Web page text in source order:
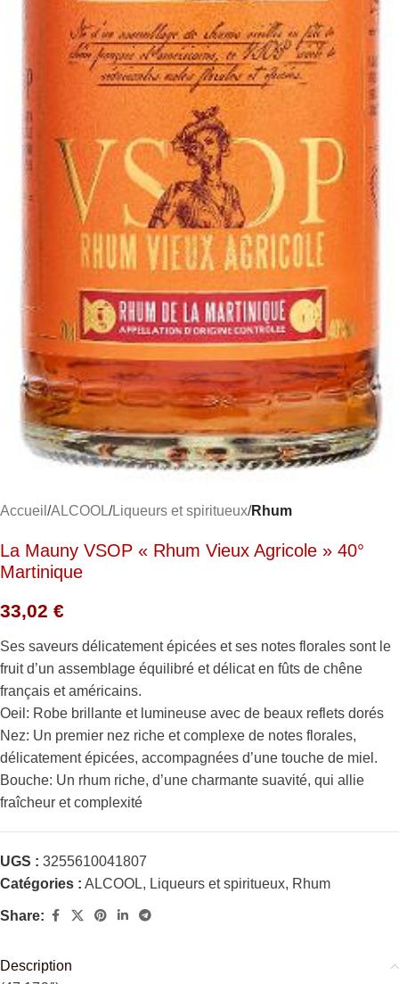
Accueil ALCOOL Liqueurs et spiritueux Rhum
La Mauny VSOP « Rhum Vieux Agricole » 40°
Martinique
33,02 €
Ses saveurs délicatement épicées et ses notes florales sont le
fruit d’un assemblage équilibré et délicat en fûts de chêne
français et américains.
Oeil: Robe brillante et lumineuse avec de beaux reflets dorés
Nez: Un premier nez riche et complexe de notes florales,
délicatement épicées, accompagnées d’une touche de miel.
Bouche: Un rhum riche, d’une charmante suavité, qui allie
fraîcheur et complexité
UGS : 3255610041807
Catégories : ALCOOL, Liqueurs et spiritueux, Rhum
Share:
Description